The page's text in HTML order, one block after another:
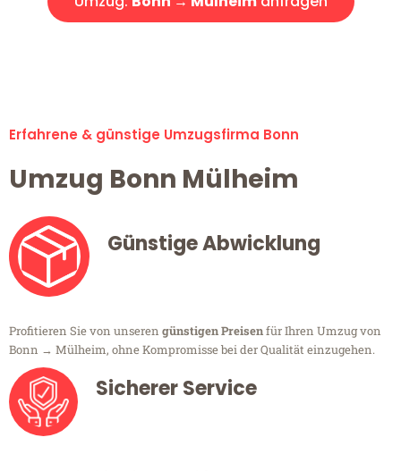
Erfahrene & günstige Umzugsfirma Bonn
Umzug Bonn Mülheim
Günstige Abwicklung
Profitieren Sie von unseren günstigen Preisenfür Ihren Umzug von
Bonn → Mülheim, ohne Kompromisse bei der Qualität einzugehen.
Sicherer Service